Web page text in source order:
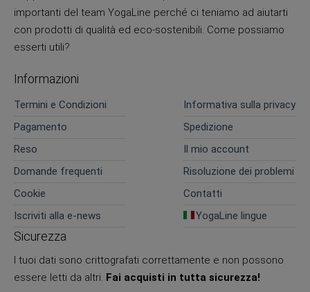
importanti del team YogaLine perché ci teniamo ad aiutarti
con prodotti di qualità ed eco-sostenibili. Come possiamo
esserti utili?
Informazioni
Termini e Condizioni
Informativa sulla privacy
Pagamento
Spedizione
Reso
Il mio account
Domande frequenti
Risoluzione dei problemi
Cookie
Contatti
Iscriviti alla e-news
YogaLine lingue
Sicurezza
I tuoi dati sono crittografati correttamente e non possono
essere letti da altri. Fai acquisti in tutta sicurezza!